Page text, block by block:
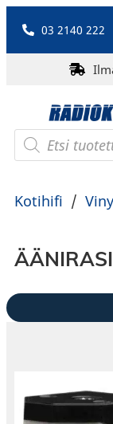
03 2140 222
Kotihifi /